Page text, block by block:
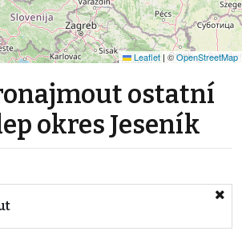
Leaflet | ©OpenStreetMap
ostatní
okres Jeseník